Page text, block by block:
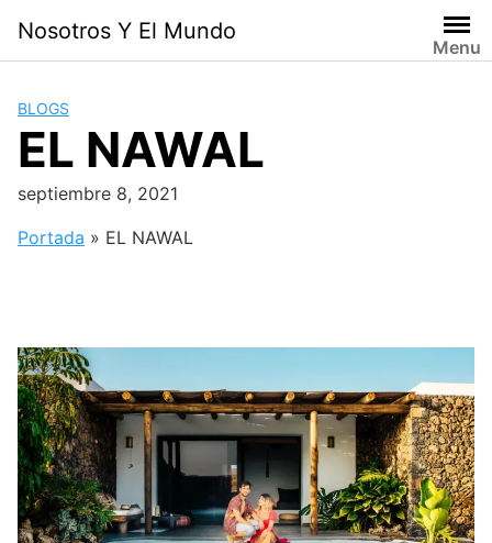
content
Nosotros Y El Mundo
Menu
BLOGS
EL NAWAL
septiembre 8, 2021
Portada » EL NAWAL